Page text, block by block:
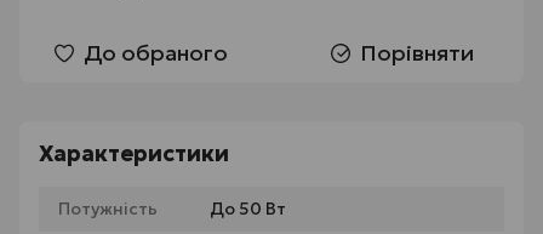
До обраного Порівняти
Характеристики
Потужність До 50 Вт